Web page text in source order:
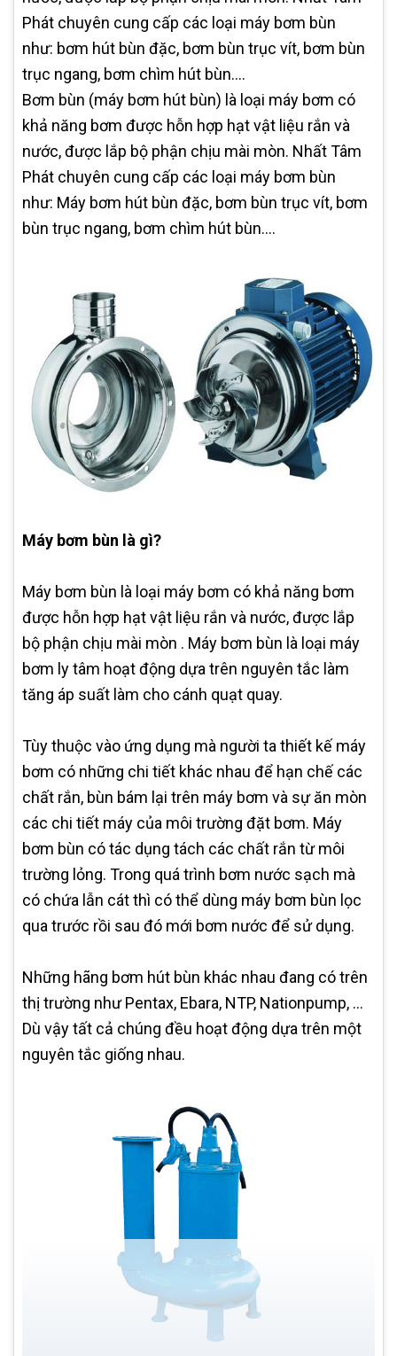
Phát chuyên cung cấp các loại máy bơm bùn
như: bơm hút bùn đặc, bơm bùn trục vít, bơm bùn
trục ngang, bơm chìm hút bùn....
Bơm bùn (máy bơm hút bùn) là loại máy bơm có
khả năng bơm được hỗn hợp hạt vật liệu rắn và
nước, được lắp bộ phận chịu mài mòn. Nhất Tâm
Phát chuyên cung cấp các loại máy bơm bùn
như: Máy bơm hút bùn đặc, bơm bùn trục vít, bơm
bùn trục ngang, bơm chìm hút bùn....
Máy bơm bùn là gì?
Máy bơm bùn là loại máy bơm có khả năng bơm
được hỗn hợp hạt vật liệu rắn và nước, được lắp
bộ phận chịu mài mòn . Máy bơm bùn là loại máy
bơm ly tâm hoạt động dựa trên nguyên tắc làm
tăng áp suất làm cho cánh quạt quay.
Tùy thuộc vào ứng dụng mà người ta thiết kế máy
bơm có những chi tiết khác nhau để hạn chế các
chất rắn, bùn bám lại trên máy bơm và sự ăn mòn
các chi tiết máy của môi trường đặt bơm. Máy
bơm bùn có tác dụng tách các chất rắn từ môi
trường lỏng. Trong quá trình bơm nước sạch mà
có chứa lẫn cát thì có thể dùng máy bơm bùn lọc
qua trước rồi sau đó mới bơm nước để sử dụng.
Những hãng bơm hút bùn khác nhau đang có trên
thị trường như Pentax, Ebara, NTP, Nationpump, ...
Dù vậy tất cả chúng đều hoạt động dựa trên một
nguyên tắc giống nhau.